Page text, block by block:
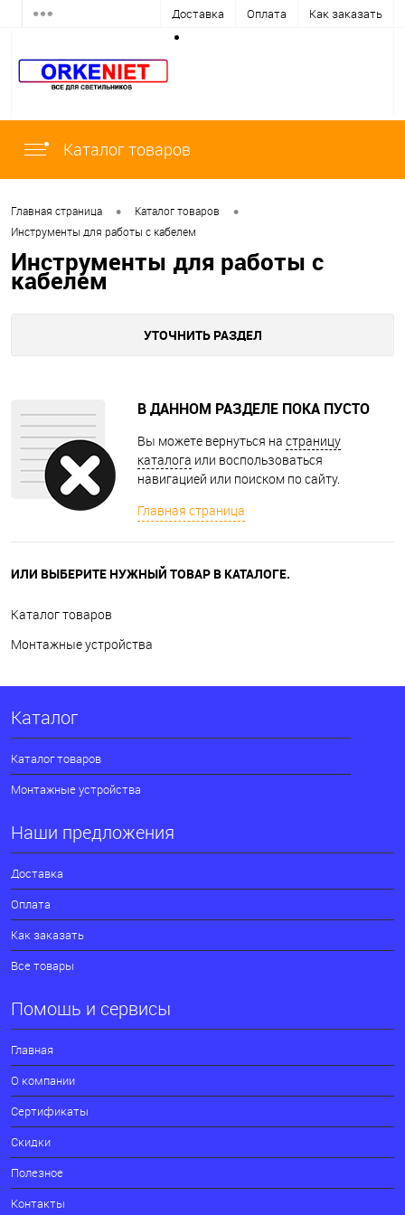
Доставка Оплата Как заказать
Каталог товаров
Главная страница • Каталог товаров •
Инструменты для работы с кабелем
Инструменты для работы с
кабелем
УТОЧНИТЬ РАЗДЕЛ
В ДАННОМ РАЗДЕЛЕ ПОКА ПУСТО
Вы можете вернуться на страницу
каталога или воспользоваться
навигацией или поиском по сайту.
Главная страница
ИЛИ ВЫБЕРИТЕ НУЖНЫЙ ТОВАР В КАТАЛОГЕ.
Каталог товаров
Монтажные устройства
Каталог
Каталог товаров
Монтажные устройства
Наши предложения
Доставка
Оплата
Как заказать
Все товары
Помощь и сервисы
Главная
О компании
Сертификаты
Скидки
Полезное
Контакты